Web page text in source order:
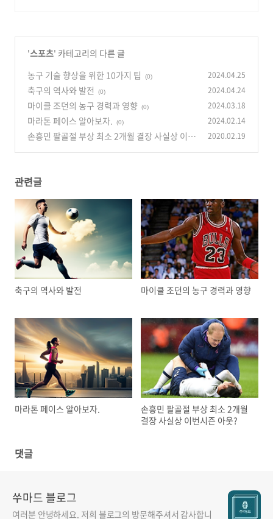
'스포츠' 카테고리의 다른 글
농구 기술 향상을 위한 10가지 팁
(0) 2024.04.25
축구의 역사와 발전 (0) 2024.04.24
마이클 조던의 농구 경력과 영향 (0) 2024.03.18
마라톤 페이스 알아보자. (0) 2024.02.14
손흥민 팔골절 부상 최소 2개월 결장 사실상 이번
2020.02.19
관련글
축구의 역사와 발전 마이클 조던의 농구 경력과 영향
마라톤 페이스 알아보자.
손흥민 팔골절 부상 최소 2개월
결장 사실상 이번시즌 아웃?
댓글
쑤마드 블로그
여러분 안녕하세요. 저희 블로그의 방문해주셔서 감사합니